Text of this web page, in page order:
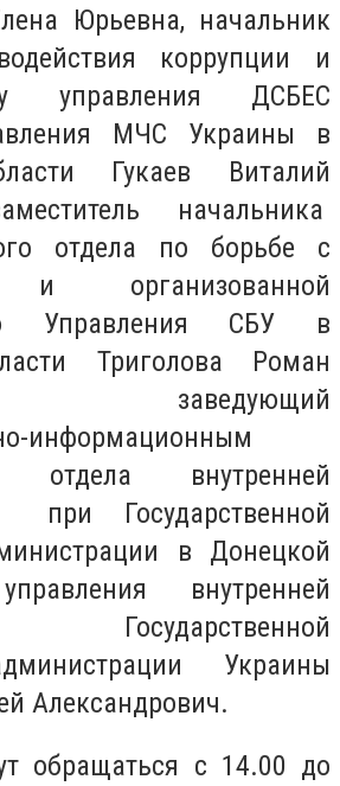
Юрьевна, начальник
коррупции и
управления ДСБЕС
МЧС Украины в
Гукаев Виталий
начальника
отдела по борьбе с
и организованной
Управления СБУ в
Триголова Роман
заведующий
информационным
внутренней
при Государственной
в Донецкой
внутренней
Государственной
Украины
Александрович.
обращаться с 14.00 до